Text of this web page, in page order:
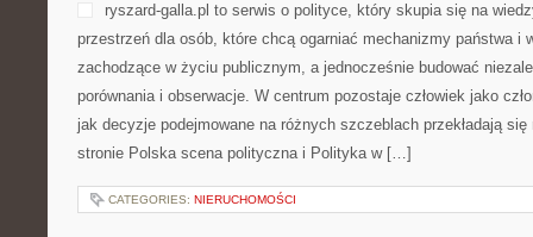
ryszard-galla.pl to serwis
wiedzy o społeczeństwie.
chcą ogarniać
procesy zachodzące w
jednocześnie budować
porównania i obserwacje.
jako członek wspólnoty, a także to, jak decyzje podejmowane na
przekładają się na realne życie. Nowości na stronie Polska